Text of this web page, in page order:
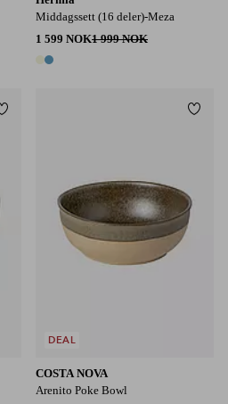
Middagssett (16 deler)-Meza
1 599 NOK1 999 NOK
2 farger
Legg til favoritter
COSTA NOVA
Arenito Poke Bowl
DEAL